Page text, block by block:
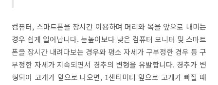
컴퓨터, 스마트폰을 장시간 이용하며 머리와 목을 앞으로 내미는
경우 쉽게 일어납니다. 눈높이보다 낮은 컴퓨터 모니터 및 스마트
폰을 장시간 내려다보는 경우와 평소 자세가 구부정한 경우 등 구
부정한 자세가 지속되면서 경추의 변형을 유발합니다. 경추가 변
형되어 고개가 앞으로 나오면, 1센티미터 앞으로 고개가 빠질 때